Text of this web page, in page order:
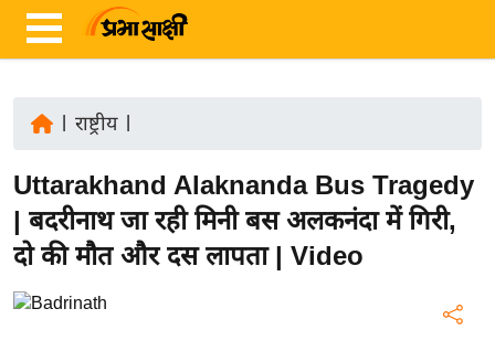
ज़ा
ख
ब
र
रा
राष्ट्रीय|
Uttarakhand Alaknanda Bus Tragedy
| बदरीनाथ जा रही मिनी बस अलकनंदा में गिरी,
दो की मौत और दस लापता | Video